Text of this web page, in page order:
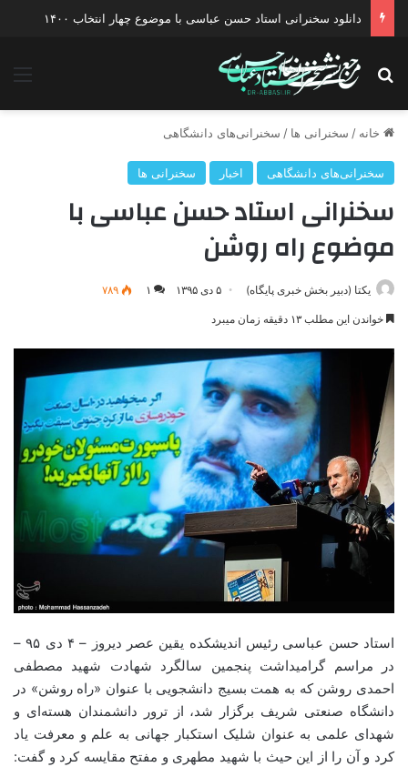
دانلود سخنرانی استاد حسن عباسی با موضوع چهار انتخاب ۱۴۰۰
جستجو برای
خانه / سخنرانی ها / سخنرانی‌های دانشگاهی
سخنرانی‌های دانشگاهی اخبار سخنرانی ها
سخنرانی استاد حسن عباسی با
موضوع راه روشن
یکتا (دبیر بخش خبری پایگاه) ۵ دی ۱۳۹۵ ۱ ۷۸۹
خواندن این مطلب ۱۳ دقیقه زمان میبرد
استاد حسن عباسی رئیس اندیشکده یقین عصر دیروز – ۴ دی ۹۵ –
در مراسم گرامیداشت پنجمین سالگرد شهادت شهید مصطفی
احمدی روشن که به همت بسیج دانشجویی با عنوان «راه روشن» در
دانشگاه صنعتی شریف برگزار شد، از ترور دانشمندان هسته‌ای و
شهدای علمی به عنوان شلیک استکبار جهانی به علم و معرفت یاد
کرد و آن را از این حیث با شهید مطهری و مفتح مقایسه کرد و گفت: